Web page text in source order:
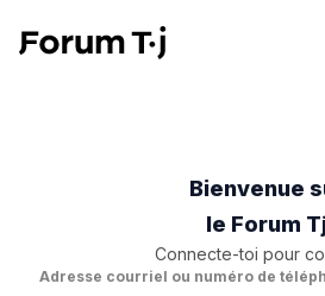
Bienvenue
le Forum
Connecte-toi pour
Adresse courriel ou numéro de